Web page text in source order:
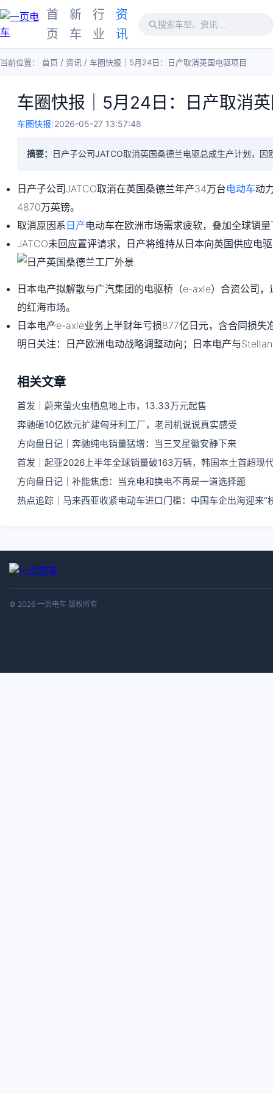
首
页
新
车
行
业
资
讯
当前位置： 首页 / 资讯 / 车圈快报｜5月24日：日产取消英国电驱项目
车圈快报｜5月24日：日产取消
车圈快报 2026-05-27 13:57:48
摘要： 日产子公司JATCO取消英国桑德兰电驱总成生产计划，因
日产子公司JATCO取消在英国桑德兰年产34万台电动车动
4870万英镑。
取消原因系 日产电动车在欧洲市场需求疲软，叠加全球销
JATCO未回应置评请求，日产将维持从日本向英国供应电
日本电产拟解散与广汽集团的电驱桥（e-axle）合资公司
的红海市场。
日本电产e-axle业务上半财年亏损877亿日元，含合同损失
明日关注：日产欧洲电动战略调整动向；日本电产与
相关文章
首发｜蔚来萤火虫栖息地上市，13.33万元起售
奔驰砸10亿欧元扩建匈牙利工厂，老司机说说真实感受
方向盘日记｜奔驰纯电销量猛增：当三叉星徽安静下来
首发｜起亚2026上半年全球销量破163万辆，韩国本土首超现
方向盘日记｜补能焦虑：当充电和换电不再是一道选择题
热点追踪｜马来西亚收紧电动车进口门槛：中国车企出海迎来“
© 2026 一页电车 版权所有